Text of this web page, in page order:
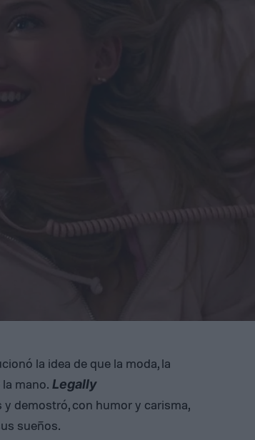
la idea de que la moda, la
mano. Legally
demostró, con humor y carisma,
sueños.